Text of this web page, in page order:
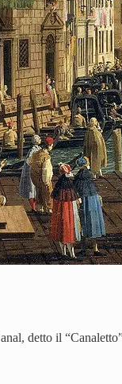
detto il